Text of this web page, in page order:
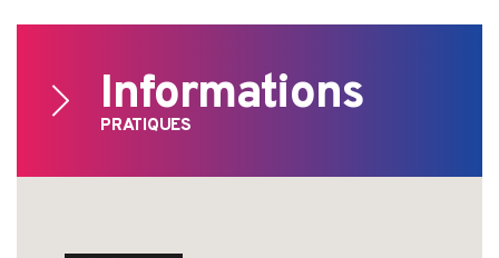
Informations
PRATIQUES